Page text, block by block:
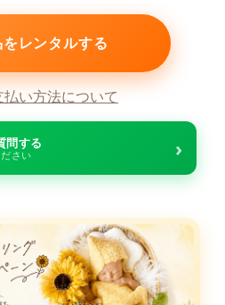
レンタルする
い方法について
問する
さい ›